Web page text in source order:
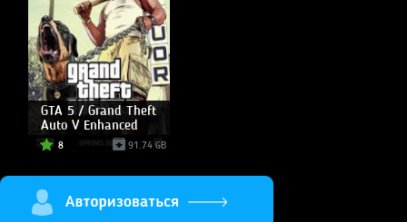
GTA 5 / Grand Theft
Auto V Enhanced
8 91.74 GB